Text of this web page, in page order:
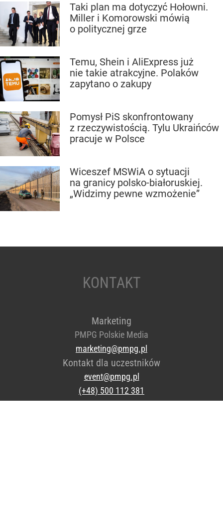
Taki plan ma dotyczyć Hołowni.
Miller i Komorowski mówią
o politycznej grze
Temu, Shein i AliExpress już
nie takie atrakcyjne. Polaków
zapytano o zakupy
Pomysł PiS skonfrontowany
z rzeczywistością. Tylu Ukraińców
pracuje w Polsce
Wiceszef MSWiA o sytuacji
na granicy polsko-białoruskiej.
„Widzimy pewne wzmożenie”
KONTAKT
Marketing
PMPG Polskie Media
marketing@pmpg.pl
Kontakt dla uczestników
event@pmpg.pl
(+48) 500 112 381